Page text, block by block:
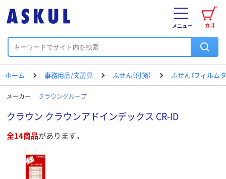
カゴ
メニュー
ホーム 事務用品/文房具 ふせん（付箋） ふせん（フィルム
メーカー クラウングループ
クラウン クラウンアドインデックス CR-ID
全14商品があります。